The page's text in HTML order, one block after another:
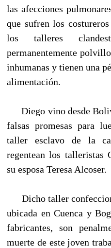
las afecciones
que sufren los
los talleres
permanentemente
inhumanas y tienen una
alimentación.
Diego vino desde
falsas promesas para
taller esclavo de la
regentean los talleristas
su esposa Teresa Alcoser.
Dicho taller
ubicada en Cuenca y
fabricantes, son
muerte de este joven